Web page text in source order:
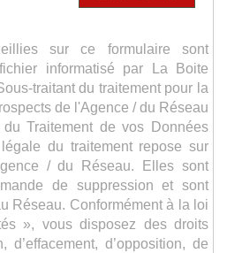
sur ce formulaire sont
informatisé par La Boite
traitant du traitement pour la
de l'Agence / du Réseau
Traitement de vos Données
du traitement repose sur
/ du Réseau. Elles sont
de suppression et sont
Réseau. Conformément à la loi
», vous disposez des droits
d’effacement, d’opposition, de